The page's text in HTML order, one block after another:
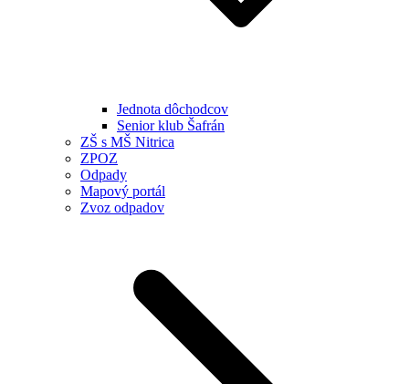
Jednota dôchodcov
Senior klub Šafrán
ZŠ s MŠ Nitrica
ZPOZ
Odpady
Mapový portál
Zvoz odpadov